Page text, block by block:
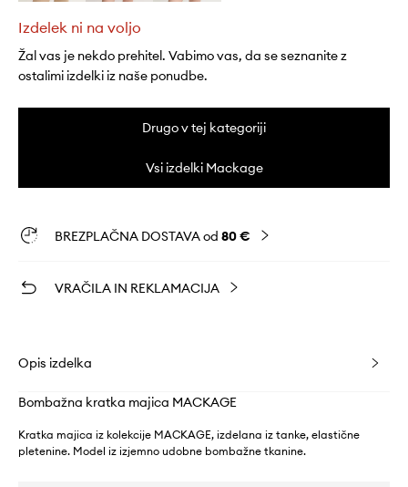
Izdelek ni na voljo
Žal vas je nekdo prehitel. Vabimo vas, da se seznanite z
ostalimi izdelki iz naše ponudbe.
Drugo v tej kategoriji
Vsi izdelki Mackage
BREZPLAČNA DOSTAVA od 80 €
VRAČILA IN REKLAMACIJA
Opis izdelka
Bombažna kratka majica MACKAGE
Kratka majica iz kolekcije MACKAGE, izdelana iz tanke, elastične
pletenine. Model iz izjemno udobne bombažne tkanine.